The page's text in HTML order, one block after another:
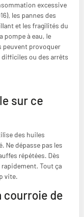
excessive
les pannes des
et les fragilités du
à eau, le
peuvent provoquer
difficiles ou des arrêts
sur ce
des huiles
Ne dépasse pas les
répétées. Dès
Tout ça
vite.
courroie de